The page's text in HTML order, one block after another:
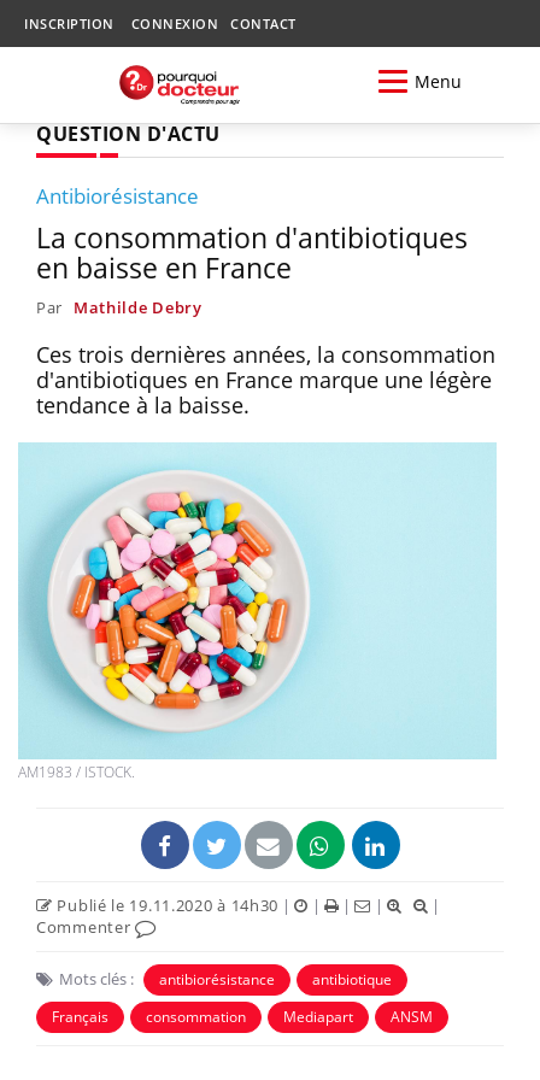
INSCRIPTION CONNEXION CONTACT
Menu
QUESTION D'ACTU
Antibiorésistance
La consommation d'antibiotiques
en baisse en France
Par Mathilde Debry
Ces trois dernières années, la consommation
d'antibiotiques en France marque une légère
tendance à la baisse.
AM1983 / ISTOCK.
Publié le 19.11.2020 à 14h30 | | | |
|
Commenter
Mots clés : antibiorésistance
antibiotique
Français
consommation Mediapart ANSM